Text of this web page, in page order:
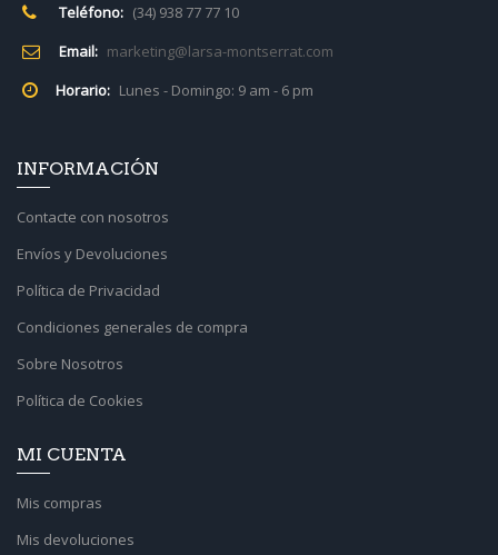
Teléfono: (34) 938 77 77 10
Email: marketing@larsa-montserrat.com
Horario: Lunes - Domingo: 9 am - 6 pm
INFORMACIÓN
Contacte con nosotros
Envíos y Devoluciones
Política de Privacidad
Condiciones generales de compra
Sobre Nosotros
Política de Cookies
MI CUENTA
Mis compras
Mis devoluciones